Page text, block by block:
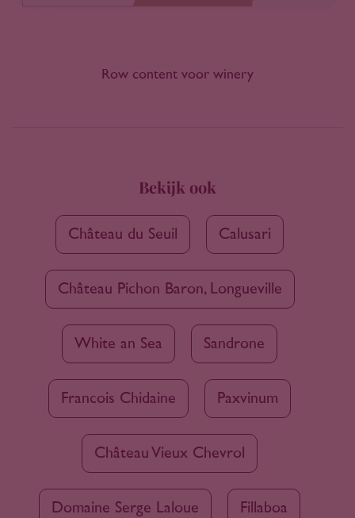
Row content voor winery
Bekijk ook
Château du Seuil Calusari
Château Pichon Baron, Longueville
White an Sea Sandrone
Francois Chidaine Paxvinum
Château Vieux Chevrol
Domaine Serge Laloue Fillaboa